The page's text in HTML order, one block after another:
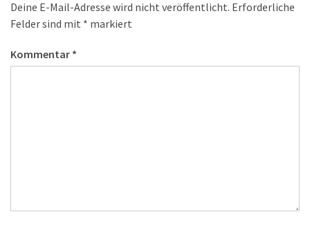
Deine E-Mail-Adresse wird nicht veröffentlicht. Erforderliche
Felder sind mit * markiert
Kommentar *